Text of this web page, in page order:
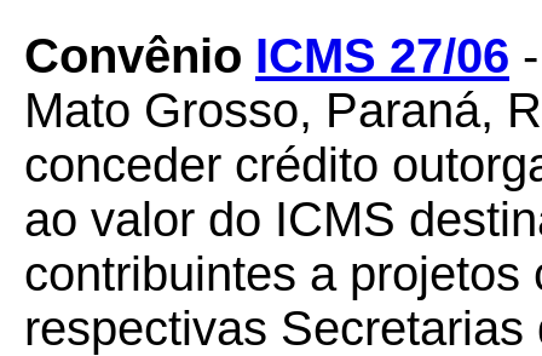
Convênio ICMS 27/06
Mato Grosso, Paraná,
conceder crédito
ao valor do ICMS
contribuintes a
respectivas